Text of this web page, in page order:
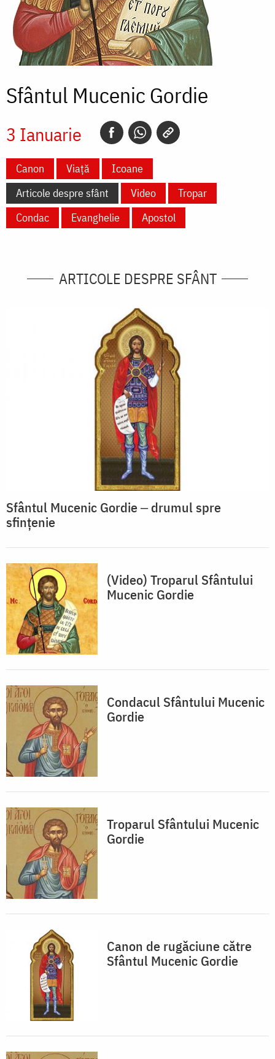
Sfântul Mucenic Gordie
3 Ianuarie
Canon Viață
Icoane
Articole despre sfânt
Video
Tropar
Condac
Evanghelie Apostol
ARTICOLE DESPRE SFÂNT
Sfântul Mucenic Gordie ‒ drumul spre
sfințenie
(Video) Troparul Sfântului
Mucenic Gordie
Condacul Sfântului Mucenic
Gordie
Troparul Sfântului Mucenic
Gordie
Canon de rugăciune către
Sfântul Mucenic Gordie